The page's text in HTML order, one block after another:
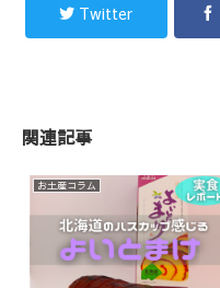
Twitter
関連記事
お土産コラム